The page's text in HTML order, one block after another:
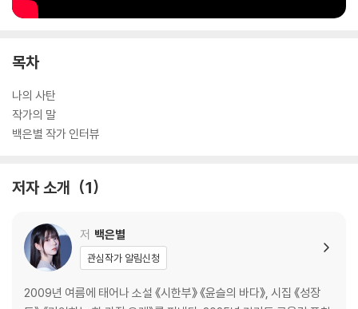
목차
나의 사탄
작가의 말
백은별 작가 인터뷰
저자 소개 1
저 백은별
관심작가 알림신청
2009년 여름에 태어나 소설 《시한부》 《윤슬의 바다》, 시집 《성장